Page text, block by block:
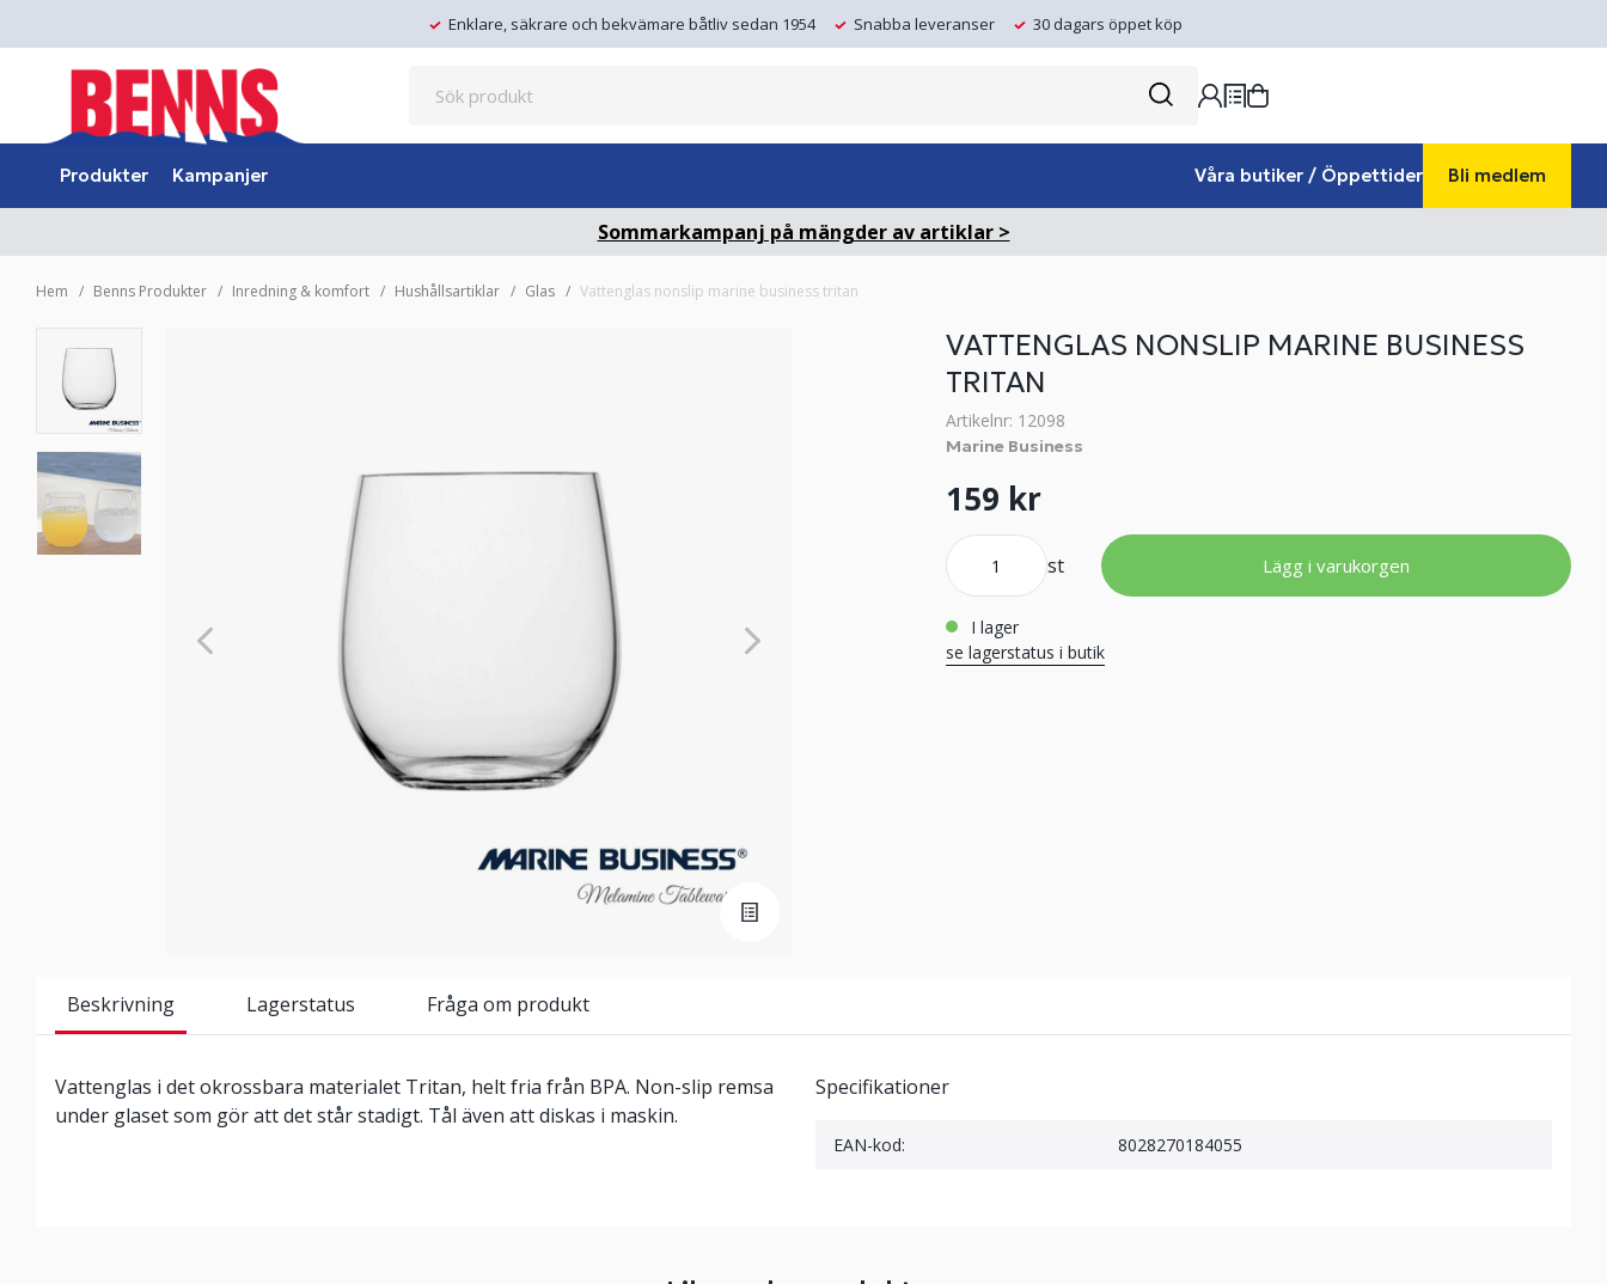
Enklare, säkrare och bekvämare båtliv sedan 1954 Snabba leveranser 30 dagars öppet köp
Produkter Kampanjer Våra butiker / Öppettider Bli medlem
Sommarkampanj på mängder av artiklar >
Hem Benns Produkter Inredning & komfort Hushållsartiklar Glas Vattenglas nonslip marine business tritan
VATTENGLAS NONSLIP MARINE BUSINESS
TRITAN
Artikelnr: 12098
Marine Business
159 kr
st Lägg i varukorgen
i lager
se lagerstatus i butik
Beskrivning Lagerstatus Fråga om produkt
Vattenglas i det okrossbara materialet Tritan, helt fria från BPA. Non-slip remsa
under glaset som gör att det står stadigt. Tål även att diskas i maskin.
Specifikationer
EAN-kod: 8028270184055